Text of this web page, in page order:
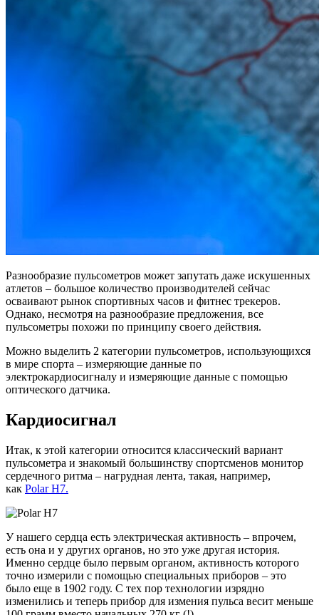
Разнообразие пульсометров может запутать даже искушенных
атлетов – большое количество производителей сейчас
осваивают рынок спортивных часов и фитнес трекеров.
Однако, несмотря на разнообразие предложения, все
пульсометры похожи по принципу своего действия.
Можно выделить 2 категории пульсометров, использующихся
в мире спорта – измеряющие данные по
электрокардиосигналу и измеряющие данные с помощью
оптического датчика.
Кардиосигнал
Итак, к этой категории относится классический вариант
пульсометра и знакомый большинству спортсменов монитор
сердечного ритма – нагрудная лента, такая, например,
как Polar H7.
У нашего сердца есть электрическая активность – впрочем,
есть она и у других органов, но это уже другая история.
Именно сердце было первым органом, активность которого
точно измерили с помощью специальных приборов – это
было еще в 1902 году. С тех пор технологии изрядно
изменились и теперь прибор для измения пульса весит меньше